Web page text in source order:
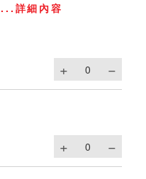
...詳細內容